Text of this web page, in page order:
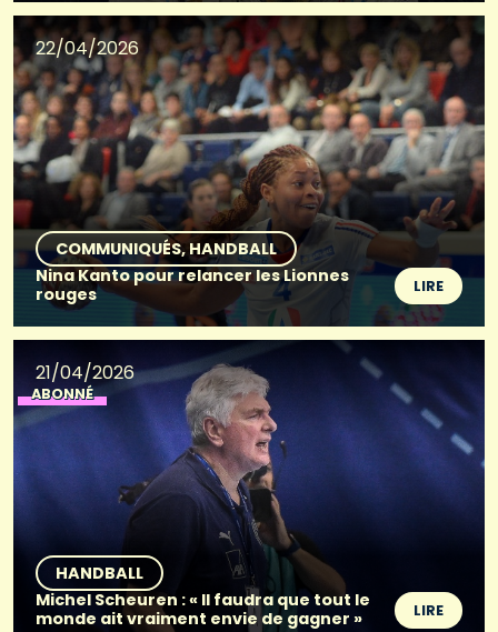
22/04/2026
COMMUNIQUÉS HANDBALL
Nina Kanto pour relancer les Lionnes
rouges
LIRE
21/04/2026
ABONNÉ
HANDBALL
Michel Scheuren : « Il faudra que tout le
monde ait vraiment envie de gagner »
LIRE